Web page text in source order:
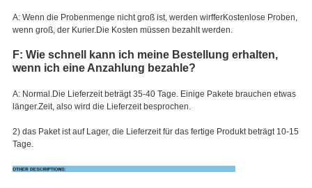
A: Wenn die Probenmenge nicht groß ist, werden wirfferKostenlose Proben,
wenn groß, der Kurier. Die Kosten müssen bezahlt werden.
F: Wie schnell kann ich meine Bestellung erhalten,
wenn ich eine Anzahlung bezahle?
A: Normal. Die Lieferzeit beträgt 35-40 Tage. Einige Pakete brauchen etwas
länger.Zeit, also wird die Lieferzeit besprochen.
2) das Paket ist auf Lager, die Lieferzeit für das fertige Produkt beträgt 10-15
Tage.